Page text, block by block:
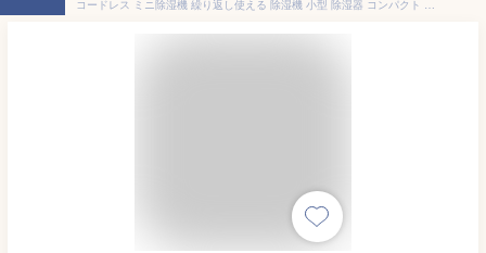
コードレス ミニ除湿機 繰り返し使える 除湿機 小型 除湿器 コンパクト クローゼット 除湿 収納 湿気対策 カビ対策 防カビ 靴箱 本棚 カメラケース 楽器 ピアノ 湿気取り エコ 除湿剤 乾燥剤 再生式 除湿器 電源不要